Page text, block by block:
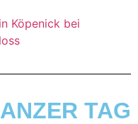
TAG